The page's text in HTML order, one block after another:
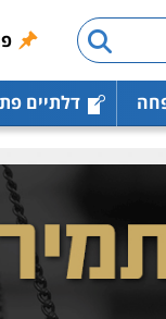
דלתיים